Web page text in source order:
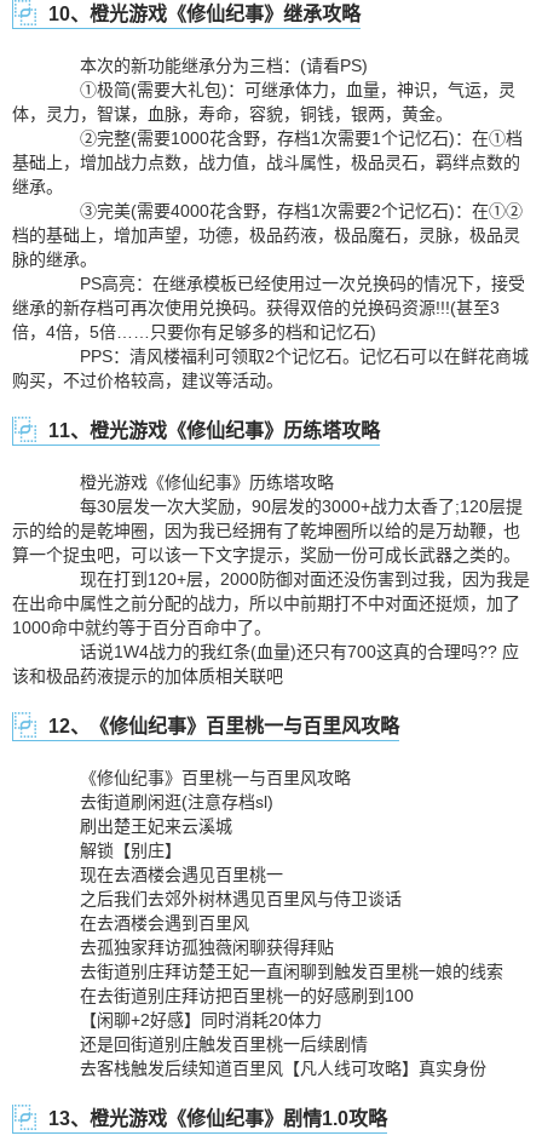
10、橙光游戏《修仙纪事》继承攻略
本次的新功能继承分为三档：(请看PS)
①极简(需要大礼包)：可继承体力，血量，神识，气运，灵
体，灵力，智谋，血脉，寿命，容貌，铜钱，银两，黄金。
②完整(需要1000花含野，存档1次需要1个记忆石)：在①档
基础上，增加战力点数，战力值，战斗属性，极品灵石，羁绊点数的
继承。
③完美(需要4000花含野，存档1次需要2个记忆石)：在①②
档的基础上，增加声望，功德，极品药液，极品魔石，灵脉，极品灵
脉的继承。
PS高亮：在继承模板已经使用过一次兑换码的情况下，接受
继承的新存档可再次使用兑换码。获得双倍的兑换码资源!!!(甚至3
倍，4倍，5倍……只要你有足够多的档和记忆石)
PPS：清风楼福利可领取2个记忆石。记忆石可以在鲜花商城
购买，不过价格较高，建议等活动。
11、橙光游戏《修仙纪事》历练塔攻略
橙光游戏《修仙纪事》历练塔攻略
每30层发一次大奖励，90层发的3000+战力太香了;120层提
示的给的是乾坤圈，因为我已经拥有了乾坤圈所以给的是万劫鞭，也
算一个捉虫吧，可以该一下文字提示，奖励一份可成长武器之类的。
现在打到120+层，2000防御对面还没伤害到过我，因为我是
在出命中属性之前分配的战力，所以中前期打不中对面还挺烦，加了
1000命中就约等于百分百命中了。
话说1W4战力的我红条(血量)还只有700这真的合理吗?? 应
该和极品药液提示的加体质相关联吧
12、《修仙纪事》百里桃一与百里风攻略
《修仙纪事》百里桃一与百里风攻略
去街道刷闲逛(注意存档sl)
刷出楚王妃来云溪城
解锁【别庄】
现在去酒楼会遇见百里桃一
之后我们去郊外树林遇见百里风与侍卫谈话
在去酒楼会遇到百里风
去孤独家拜访孤独薇闲聊获得拜贴
去街道别庄拜访楚王妃一直闲聊到触发百里桃一娘的线索
在去街道别庄拜访把百里桃一的好感刷到100
【闲聊+2好感】同时消耗20体力
还是回街道别庄触发百里桃一后续剧情
去客栈触发后续知道百里风【凡人线可攻略】真实身份
13、橙光游戏《修仙纪事》剧情1.0攻略